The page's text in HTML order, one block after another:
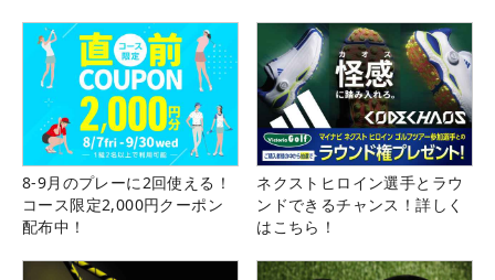
8-9月のプレーに2回使える！
コース限定2,000円クーポン
配布中！
ネクストヒロイン選手とラウ
ンドできるチャンス！詳しく
はこちら！